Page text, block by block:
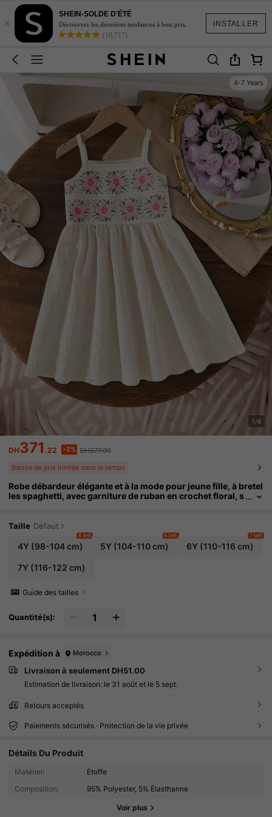
INSTALLER
×
SHEIN-SOLDE D'ÉTÉ
Découvrez les dernières tendances à bon prix.
(18,717)
4-7 Years
1/6
DH371 .22 -2% DH377.00
Baisse de prix limitée dans le temps
Robe débardeur élégante et à la mode pour jeune fille, à bretel
les spaghetti, avec garniture de ruban en crochet floral, s
Taille Défaut
4Y (98-104 cm)
6 left
5Y (104-110 cm)
6 left
6Y (110-116 cm)
7 left
7Y (116-122 cm)
Guide des tailles
Quantité(s):
Expédition à Morocco
Livraison à seulement DH51.00
Estimation de livraison: le 31 août et le 5 sept.
Retours acceptés
Paiements sécurisés · Protection de la vie privée
Détails Du Produit
Matériel:
Étoffe
Composition:
95% Polyester, 5% Élasthanne
Voir plus
826 Suiveurs